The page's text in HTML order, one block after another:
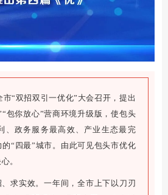
市“双招双引一优化”大会召开，提出
包你放心”营商环境升级版，使包头
、政务服务最高效、产业生态最完
“四最”城市。由此可见包头市优化
。
求实效。一年间，全市上下以刀刃